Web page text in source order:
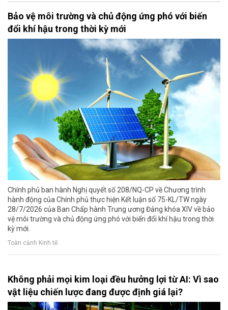
Bảo vệ môi trường và chủ động ứng phó với biến
đổi khí hậu trong thời kỳ mới
Chính phủ ban hành Nghị quyết số 208/NQ-CP về Chương trình
hành động của Chính phủ thực hiện Kết luận số 75-KL/TW ngày
28/7/2026 của Ban Chấp hành Trung ương Đảng khóa XIV về bảo
vệ môi trường và chủ động ứng phó với biến đổi khí hậu trong thời
kỳ mới.
Toàn cảnh Kinh tế
Không phải mọi kim loại đều hưởng lợi từ AI: Vì sao
vật liệu chiến lược đang được định giá lại?